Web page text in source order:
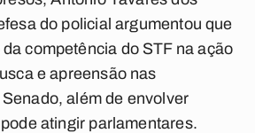
do policial argumentou que
competência do STF na ação
e apreensão nas
além de envolver
atingir parlamentares.